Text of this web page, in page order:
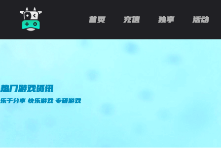
首页 充值 独享 活动
热门游戏资讯
乐于分享 快乐游戏 专研游戏